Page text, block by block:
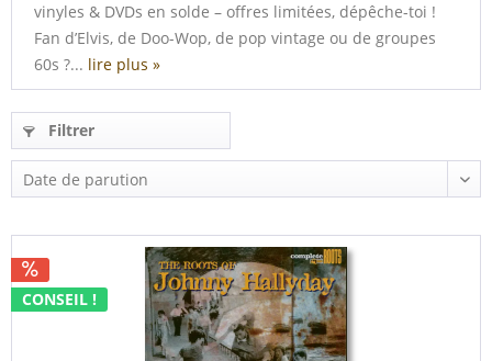
vinyles & DVDs en solde – offres limitées, dépêche-toi !
Fan d’Elvis, de Doo-Wop, de pop vintage ou de groupes
60s ?... lire plus »
Filtrer
CONSEIL !